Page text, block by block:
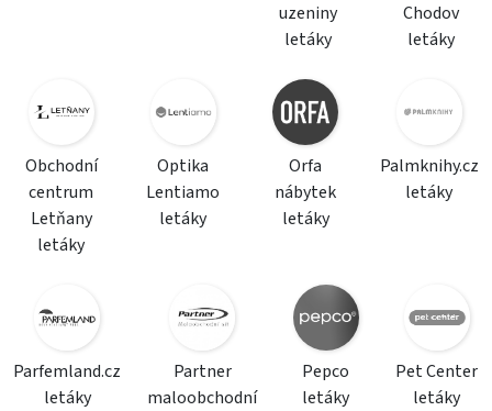
uzeniny
letáky
Chodov
letáky
Obchodní
centrum
Letňany
letáky
Optika
Lentiamo
letáky
Orfa
nábytek
letáky
Palmknihy.cz
letáky
Parfemland.cz
letáky
Partner
maloobchodní
Pepco
letáky
Pet Center
letáky